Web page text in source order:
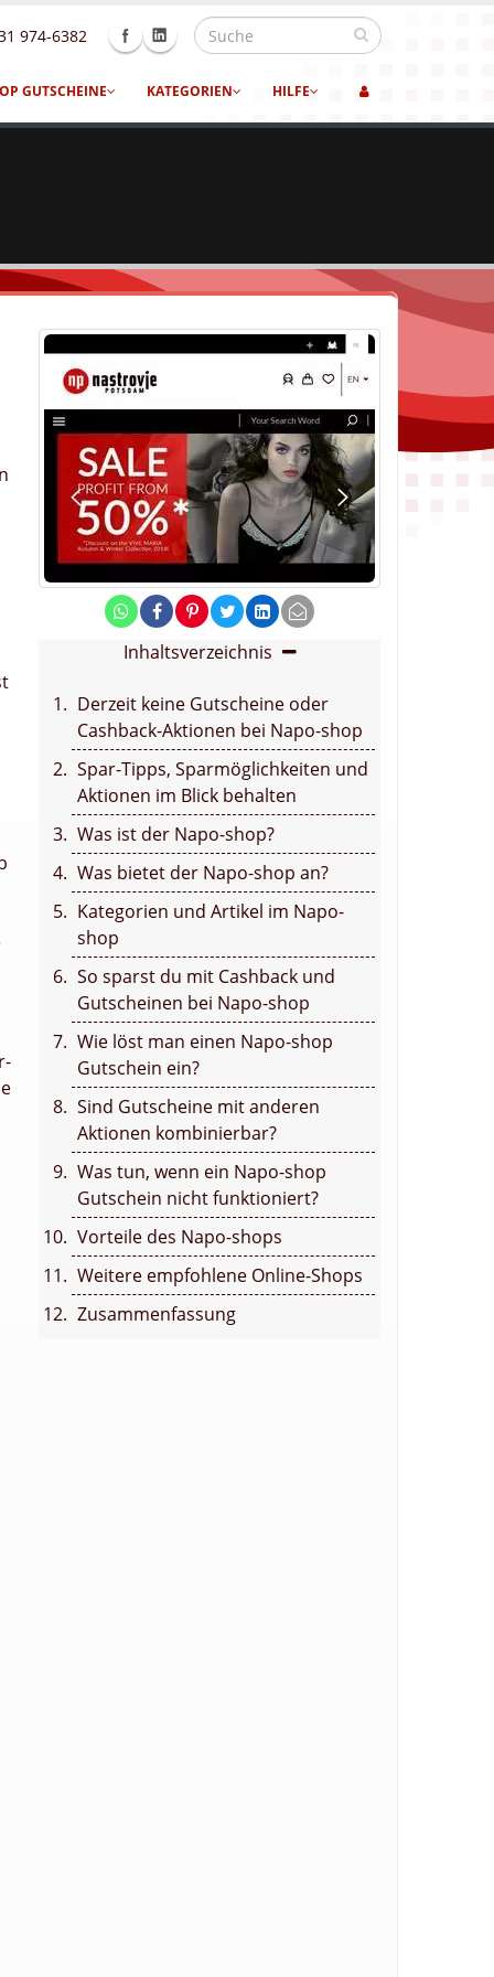
974-6382
GUTSCHEINE KATEGORIEN HILFE
Inhaltsverzeichnis
Derzeit keine Gutscheine oder
Cashback-Aktionen bei Napo-shop
Spar-Tipps, Sparmöglichkeiten und
Aktionen im Blick behalten
Was ist der Napo-shop?
Was bietet der Napo-shop an?
Kategorien und Artikel im Napo-
shop
So sparst du mit Cashback und
Gutscheinen bei Napo-shop
Wie löst man einen Napo-shop
Gutschein ein?
Sind Gutscheine mit anderen
Aktionen kombinierbar?
Was tun, wenn ein Napo-shop
Gutschein nicht funktioniert?
Vorteile des Napo-shops
Weitere empfohlene Online-Shops
Zusammenfassung